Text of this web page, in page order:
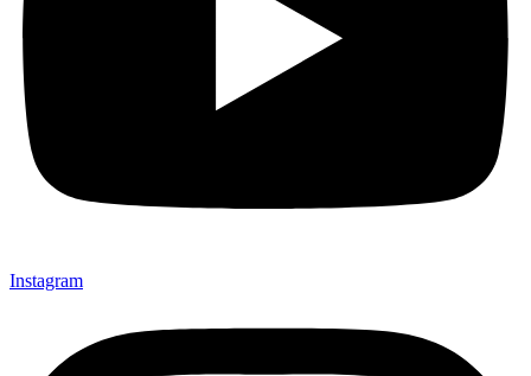
Instagram